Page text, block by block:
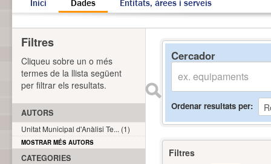
Inici Dades Entitats, àrees i serveis
Cercador
Ordenar resultats per
Filtres
Filtres
Cliqueu sobre un o més
termes de la llista següent
per filtrar els resultats.
AUTORS
Unitat Municipal d'Anàlisi Te... (1)
MOSTRAR MÉS AUTORS
CATEGORIES